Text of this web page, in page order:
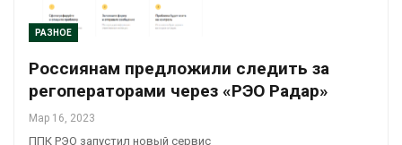
РАЗНОЕ
Россиянам предложили следить за
регоператорами через «РЭО Радар»
Мар 16, 2023
ППК РЭО запустил новый сервис